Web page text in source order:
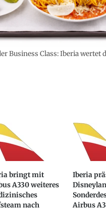
Business Class: Iberia wertet
bringt mit
A330 weiteres
nach
Iberia
Airbus